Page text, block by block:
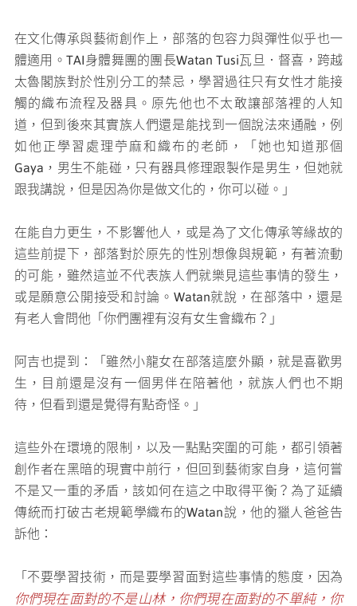
在文化傳承與藝術創作上，部落的包容力與彈性似乎也一
體適用。TAI身體舞團的團長Watan Tusi瓦旦．督喜，跨越
太魯閣族對於性別分工的禁忌，學習過往只有女性才能接
觸的織布流程及器具。原先他也不太敢讓部落裡的人知
道，但到後來其實族人們還是能找到一個說法來通融，例
如他正學習處理苧麻和織布的老師，「她也知道那個
Gaya，男生不能碰，只有器具修理跟製作是男生，但她就
跟我講說，但是因為你是做文化的，你可以碰。」
在能自力更生，不影響他人，或是為了文化傳承等緣故的
這些前提下，部落對於原先的性別想像與規範，有著流動
的可能，雖然這並不代表族人們就樂見這些事情的發生，
或是願意公開接受和討論。Watan就說，在部落中，還是
有老人會問他「你們團裡有沒有女生會織布？」
阿吉也提到：「雖然小龍女在部落這麼外顯，就是喜歡男
生，目前還是沒有一個男伴在陪著他，就族人們也不期
待，但看到還是覺得有點奇怪。」
這些外在環境的限制，以及一點點突圍的可能，都引領著
創作者在黑暗的現實中前行，但回到藝術家自身，這何嘗
不是又一重的矛盾，該如何在這之中取得平衡？為了延續
傳統而打破古老規範學織布的Watan說，他的獵人爸爸告
訴他：
「不要學習技術，而是要學習面對這些事情的態度，因為
你們現在面對的不是山林，你們現在面對的不單純，你